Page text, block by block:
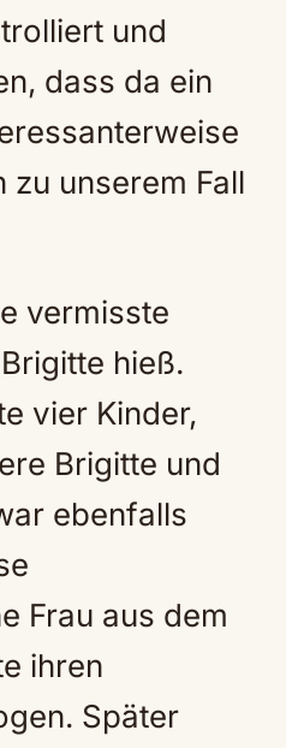
und
dass da ein
zu unserem Fall
vermisste
hieß.
vier Kinder,
Brigitte und
ebenfalls
Frau aus dem
ihren
Später